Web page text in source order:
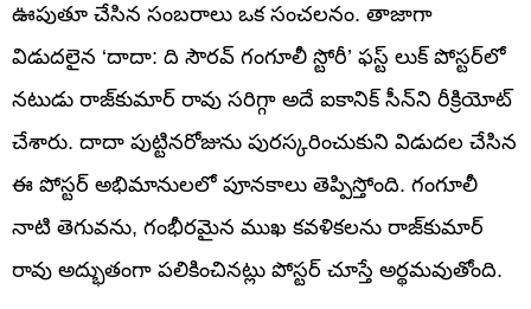
ఊపుతూ చేసిన సంబరాలు ఒక సంచలనం. తాజాగా
విడుదలైన ‘దాదా: ది సౌరవ్ గంగూలీ స్టోరీ’ ఫస్ట్ లుక్ పోస్టర్‌లో
నటుడు రాజ్‌కుమార్ రావు సరిగ్గా అదే ఐకానిక్ సీన్‌ని రీక్రియోట్
చేశారు. దాదా పుట్టినరోజును పురస్కరించుకుని విడుదల చేసిన
ఈ పోస్టర్ అభిమానులలో పూనకాలు తెప్పిస్తోంది. గంగూలీ
నాటి తెగువను, గంభీరమైన ముఖ కవళికలను రాజ్‌కుమార్
రావు అద్భుతంగా పలికించినట్లు పోస్టర్ చూస్తే అర్థమవుతోంది.